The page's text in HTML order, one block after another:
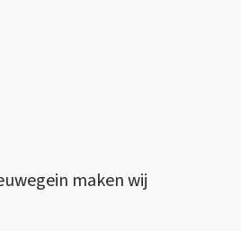
maken wij